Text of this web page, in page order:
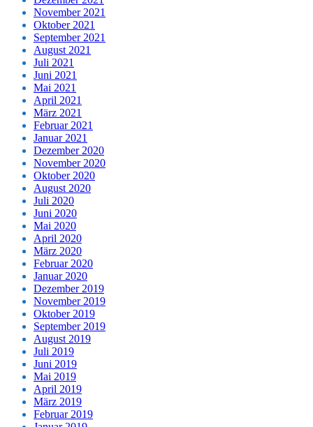
November 2021
Oktober 2021
September 2021
August 2021
Juli 2021
Juni 2021
Mai 2021
April 2021
März 2021
Februar 2021
Januar 2021
Dezember 2020
November 2020
Oktober 2020
August 2020
Juli 2020
Juni 2020
Mai 2020
April 2020
März 2020
Februar 2020
Januar 2020
Dezember 2019
November 2019
Oktober 2019
September 2019
August 2019
Juli 2019
Juni 2019
Mai 2019
April 2019
März 2019
Februar 2019